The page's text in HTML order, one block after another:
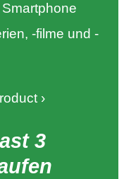
-filme und -
›
3